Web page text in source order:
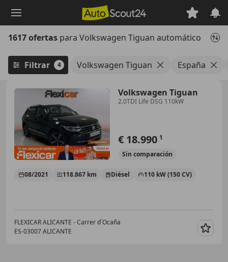
principal
1617 ofertas para Volkswagen Tiguan automático
Filtrar 4 Volkswagen Tiguan España
Volkswagen Tiguan
2.0TDI Life DSG 110kW
€ 18.990 1
Sin comparación
08/2021 118.867 km Diésel 110 kW (150 CV)
FLEXICAR ALICANTE - Carrer d´Ocaña
ES-03007 ALICANTE